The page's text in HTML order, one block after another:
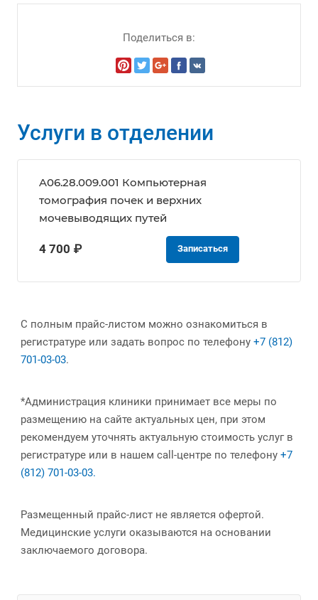
Поделиться в:
Услуги в отделении
A06.28.009.001 Компьютерная
томография почек и верхних
мочевыводящих путей
4 700 ₽ Записаться
С полным прайс-листом можно ознакомиться в
регистратуре или задать вопрос по телефону +7 (812)
701-03-03.
*Администрация клиники принимает все меры по
размещению на сайте актуальных цен, при этом
рекомендуем уточнять актуальную стоимость услуг в
регистратуре или в нашем call-центре по телефону +7
(812) 701-03-03.
Размещенный прайс-лист не является офертой.
Медицинские услуги оказываются на основании
заключаемого договора.